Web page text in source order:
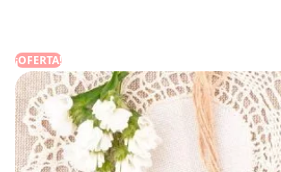
2,00 €.1,00 €.
¡OFERTA!